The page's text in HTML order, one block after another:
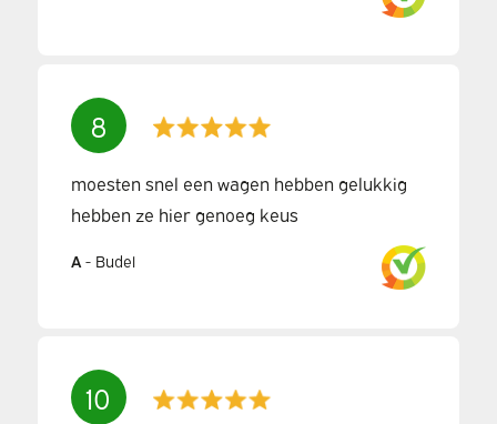
8
moesten snel een wagen hebben gelukkig
hebben ze hier genoeg keus
A- Budel
10